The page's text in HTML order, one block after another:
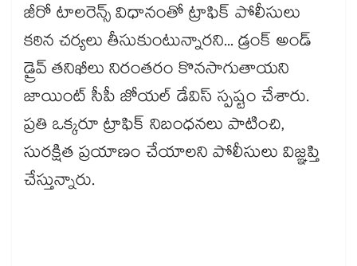
జీరో టాలరెన్స్ విధానంతో ట్రాఫిక్ పోలీసులు
కఠిన చర్యలు తీసుకుంటున్నారని... డ్రంక్ అండ్
డ్రైవ్ తనిఖీలు నిరంతరం కొనసాగుతాయని
జాయింట్ సీపీ జోయల్ డేవిస్ స్పష్టం చేశారు.
ప్రతి ఒక్కరూ ట్రాఫిక్ నిబంధనలు పాటించి,
సురక్షిత ప్రయాణం చేయాలని పోలీసులు విజ్ఞప్తి
చేస్తున్నారు.